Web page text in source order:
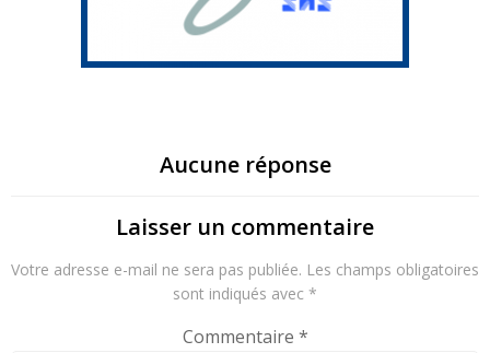
Aucune réponse
Laisser un commentaire
Votre adresse e-mail ne sera pas publiée. Les champs obligatoires
sont indiqués avec *
Commentaire *